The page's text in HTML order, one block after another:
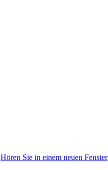
Hören Sie in einem neuen Fenster